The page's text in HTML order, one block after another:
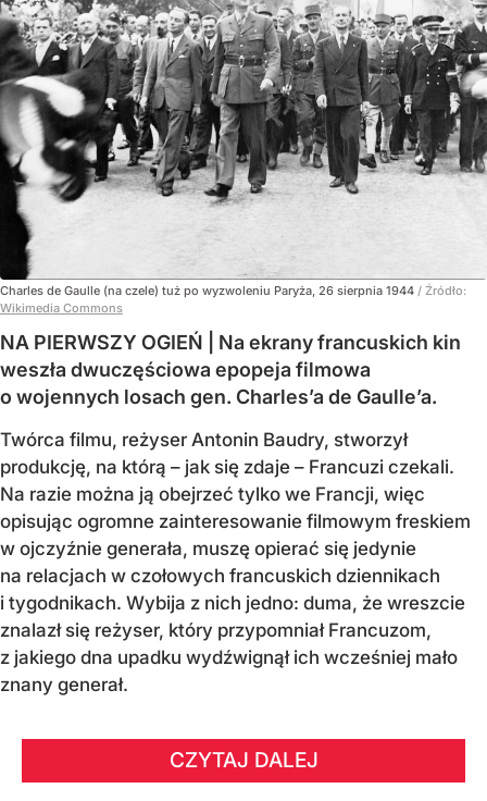
Charles de Gaulle (na czele) tuż po wyzwoleniu Paryża, 26 sierpnia 1944 / Źródło:
Wikimedia Commons
NA PIERWSZY OGIEŃ | Na ekrany francuskich kin
weszła dwuczęściowa epopeja filmowa
o wojennych losach gen. Charles’a de Gaulle’a.
Twórca filmu, reżyser Antonin Baudry, stworzył
produkcję, na którą – jak się zdaje – Francuzi czekali.
Na razie można ją obejrzeć tylko we Francji, więc
opisując ogromne zainteresowanie filmowym freskiem
w ojczyźnie generała, muszę opierać się jedynie
na relacjach w czołowych francuskich dziennikach
i tygodnikach. Wybija z nich jedno: duma, że wreszcie
znalazł się reżyser, który przypomniał Francuzom,
z jakiego dna upadku wydźwignął ich wcześniej mało
znany generał.
CZYTAJ DALEJ